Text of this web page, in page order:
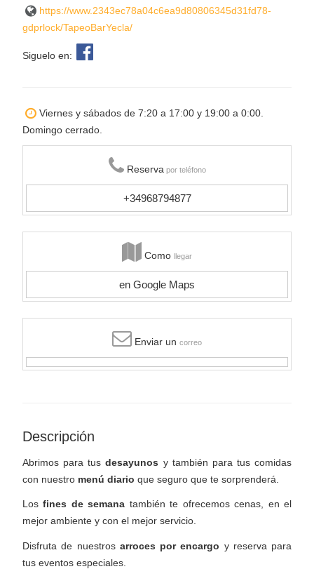
https://www.2343ec78a04c6ea9d80806345d31fd78-
gdprlock/TapeoBarYecla/
Siguelo en:
Viernes y sábados de 7:20 a 17:00 y 19:00 a 0:00.
Domingo cerrado.
Reserva por teléfono
+34968794877
Como llegar
en Google Maps
Enviar un correo
Descripción
Abrimos para tusdesayunos y también para tus comidas
con nuestro menú diario que seguro que te sorprenderá.
Los fines de semana también te ofrecemos cenas, en el
mejor ambiente y con el mejor servicio.
Disfruta de nuestros arroces por encargo y reserva para
tus eventos especiales.